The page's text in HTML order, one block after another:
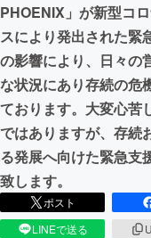
まちづく
CAMPFIRE for
CAMPFIREふ
PHOENIX」が新型コ
スにより発出された緊
の影響により、日々の
な状況にあり存続の危
ております。大変心苦
ではありますが、存続
る発展へ向けた緊急支
致します。
ポスト
LINEで送る